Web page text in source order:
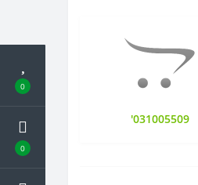
0
0
'031005509